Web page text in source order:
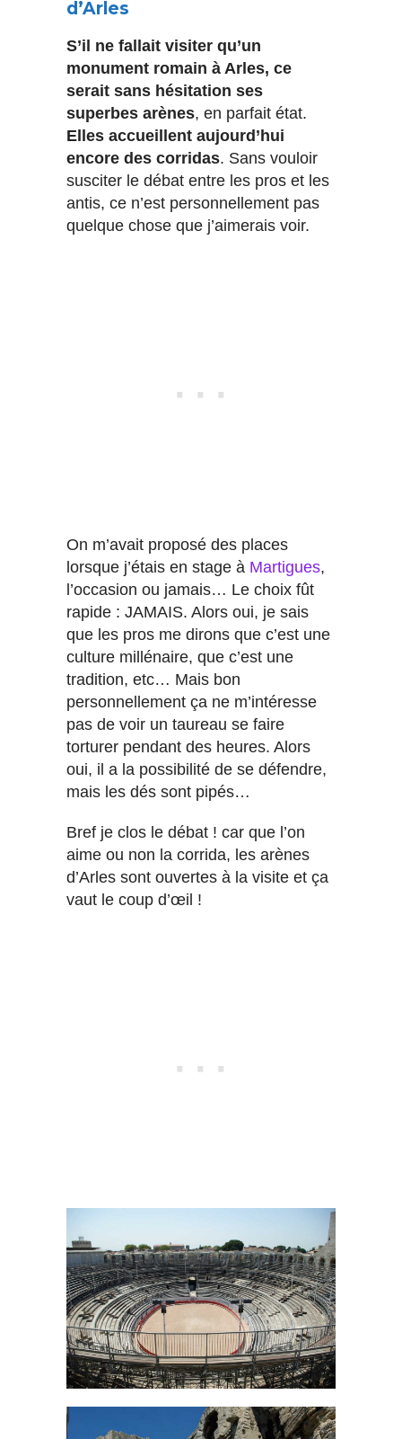
d’Arles
S’il ne fallait visiter qu’un
monument romain à Arles, ce
serait sans hésitation ses
superbes arènes, en parfait état.
Elles accueillent aujourd’hui
encore des corridas. Sans vouloir
susciter le débat entre les pros et les
antis, ce n’est personnellement pas
quelque chose que j’aimerais voir.
On m’avait proposé des places
lorsque j’étais en stage à Martigues,
l’occasion ou jamais… Le choix fût
rapide : JAMAIS. Alors oui, je sais
que les pros me dirons que c’est une
culture millénaire, que c’est une
tradition, etc… Mais bon
personnellement ça ne m’intéresse
pas de voir un taureau se faire
torturer pendant des heures. Alors
oui, il a la possibilité de se défendre,
mais les dés sont pipés…
Bref je clos le débat ! car que l’on
aime ou non la corrida, les arènes
d’Arles sont ouvertes à la visite et ça
vaut le coup d’œil !